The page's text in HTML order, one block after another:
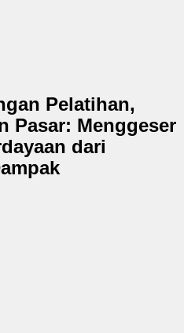
Pelatihan,
Pasar: Menggeser
dari